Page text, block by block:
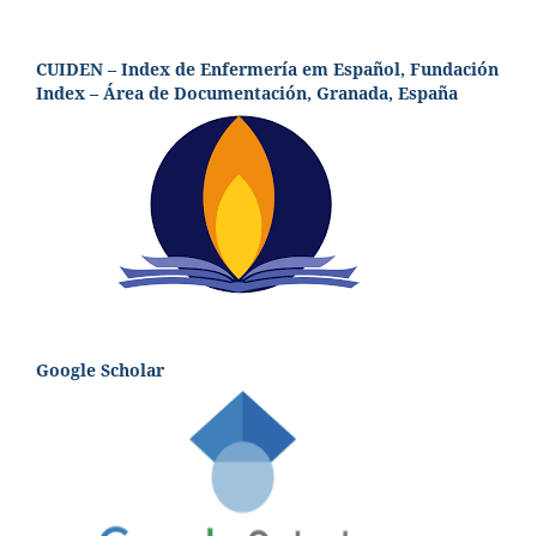
CUIDEN – Index de Enfermería em Español, Fundación
Index – Área de Documentación, Granada, España
Google Scholar